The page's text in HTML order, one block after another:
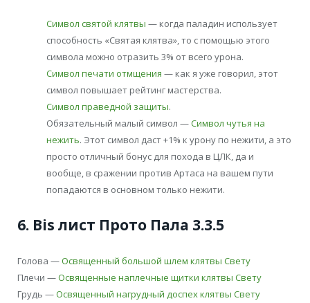
Символ святой клятвы — когда паладин использует
способность «Святая клятва», то с помощью этого
символа можно отразить 3% от всего урона.
Символ печати отмщения — как я уже говорил, этот
символ повышает рейтинг мастерства.
Символ праведной защиты.
Обязательный малый символ —Символ чутья на
нежить. Этот символ даст +1% к урону по нежити, а это
просто отличный бонус для похода в ЦЛК, да и
вообще, в сражении против Артаса на вашем пути
попадаются в основном только нежити.
6. Bis лист Прото Пала 3.3.5
Голова —Освященный большой шлем клятвы Свету
Плечи —Освященные наплечные щитки клятвы Свету
Грудь —Освященный нагрудный доспех клятвы Свету